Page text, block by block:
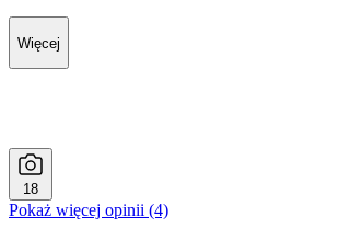
Więcej
18
Pokaż więcej opinii (4)